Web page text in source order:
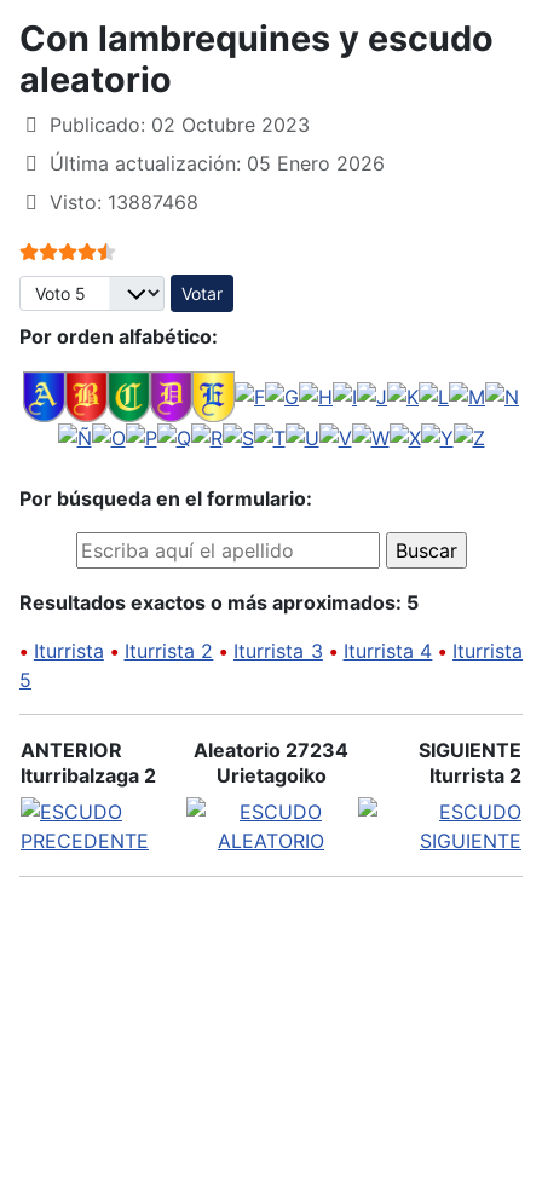
Con lambrequines y escudo
aleatorio
Publicado: 02 Octubre 2023
Última actualización: 05 Enero 2026
Visto: 13887468
Ratio:4.5/
Por favor, vote
Por orden alfabético:
Por búsqueda en el formulario:
Resultados exactos o más aproximados: 5
• Iturrista • Iturrista 2 • Iturrista 3 • Iturrista 4 • Iturrista
5
ANTERIOR
Iturribalzaga 2
Aleatorio 27234
Urietagoiko
SIGUIENTE
Iturrista 2